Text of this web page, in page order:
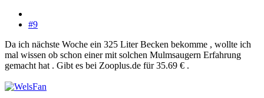
#9
Da ich nächste Woche ein 325 Liter Becken bekomme , wollte ich
mal wissen ob schon einer mit solchen Mulmsaugern Erfahrung
gemacht hat . Gibt es bei Zooplus.de für 35.69 € .